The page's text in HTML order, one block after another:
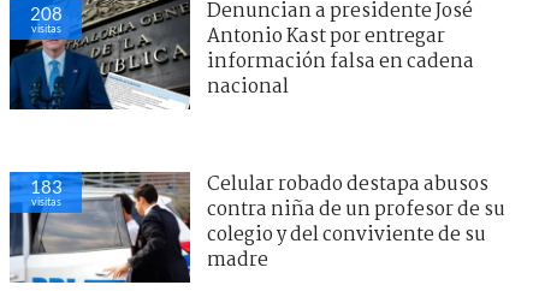
208
visitas
Denuncian a presidente José
Antonio Kast por entregar
información falsa en cadena
nacional
183
visitas
Celular robado destapa abusos
contra niña de un profesor de su
colegio y del conviviente de su
madre